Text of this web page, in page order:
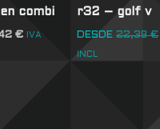
combi
€ IVA
r32 – golf v
DESDE 22,39€
INCL